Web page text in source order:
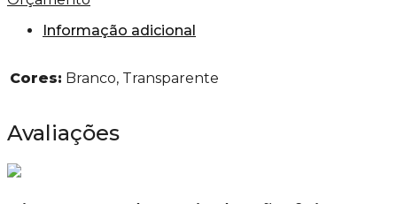
Informação adicional
Cores: Branco, Transparente
Avaliações